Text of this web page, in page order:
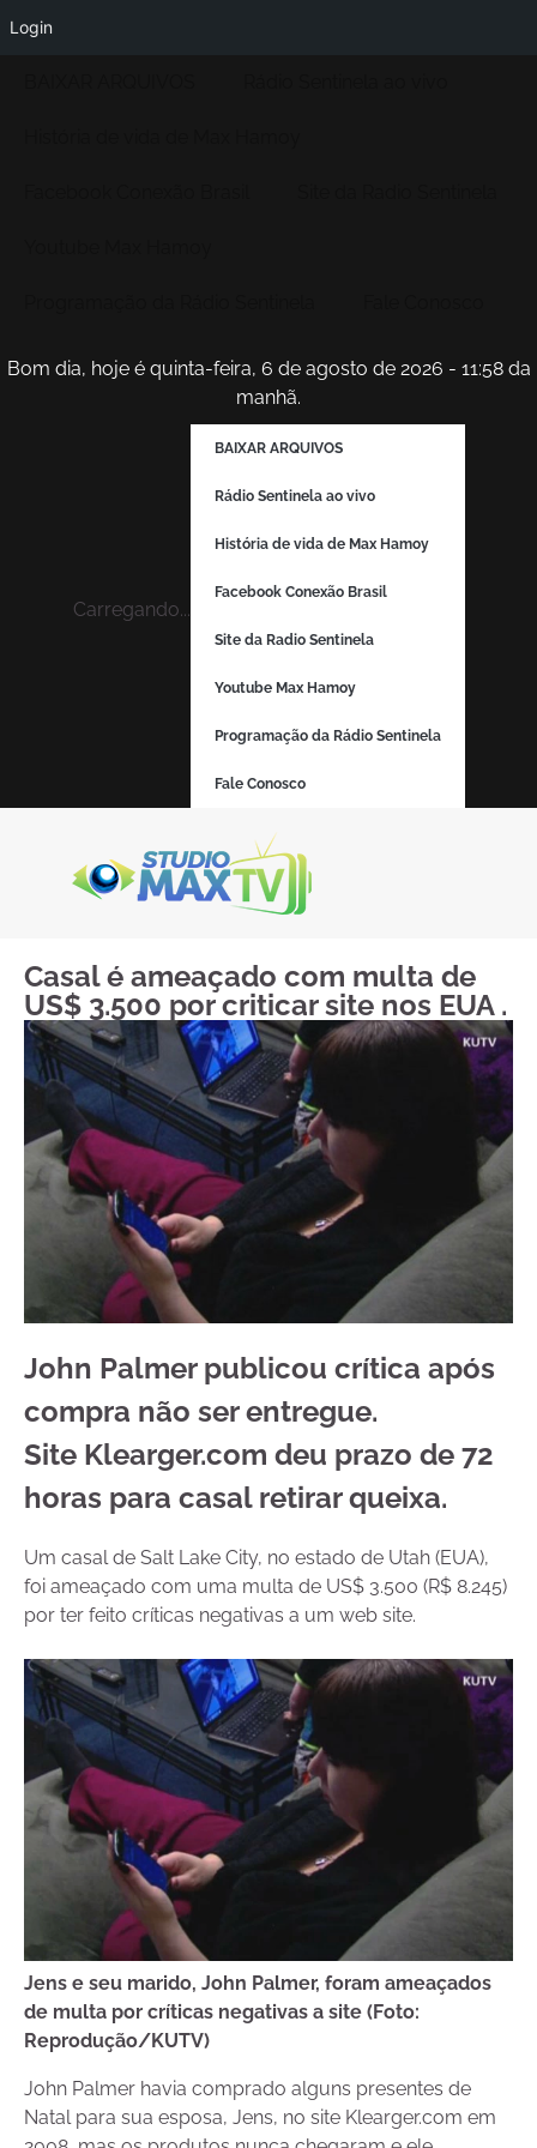
Bom dia, hoje é quinta-feira, 6 de agosto de 2026 - 11:58 da
manhã.
Carregando...
BAIXAR ARQUIVOS
Rádio Sentinela ao vivo
História de vida de Max Hamoy
Facebook Conexão Brasil
Site da Radio Sentinela
Youtube Max Hamoy
Programação da Rádio Sentinela
Fale Conosco
Casal é ameaçado com multa de
US$ 3.500 por criticar site nos EUA .
John Palmer publicou crítica após
compra não ser entregue.
Site Klearger.com deu prazo de 72
horas para casal retirar queixa.
Um casal de Salt Lake City, no estado de Utah (EUA),
foi ameaçado com uma multa de US$ 3.500 (R$ 8.245)
por ter feito críticas negativas a um web site.
Jens e seu marido, John Palmer, foram ameaçados
de multa por críticas negativas a site (Foto:
Reprodução/KUTV)
John Palmer havia comprado alguns presentes de
Natal para sua esposa, Jens, no site Klearger.com em
Login